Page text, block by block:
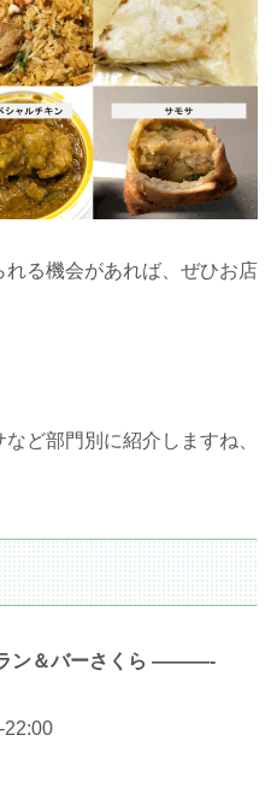
る機会があれば、ぜひお店
ど部門別に紹介しますね、
ン＆バーさくら ———-
22:00